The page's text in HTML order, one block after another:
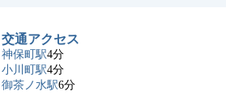
交通アクセス
神保町駅4分
小川町駅4分
御茶ノ水駅6分